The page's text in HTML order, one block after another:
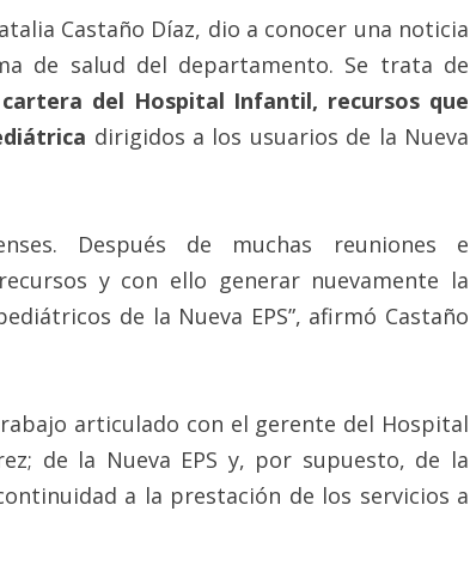
Castaño Díaz, dio a conocer una noticia
de salud del departamento. Se trata de
del Hospital Infantil, recursos que
dirigidos a los usuarios de la Nueva
Después de muchas reuniones e
y con ello generar nuevamente la
de la Nueva EPS”, afirmó Castaño
articulado con el gerente del Hospital
de la Nueva EPS y, por supuesto, de la
a la prestación de los servicios a